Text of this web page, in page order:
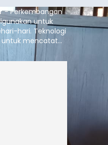
- Perkembangan
untuk
hari. Teknologi
untuk mencatat
dari suatu
SMA 1